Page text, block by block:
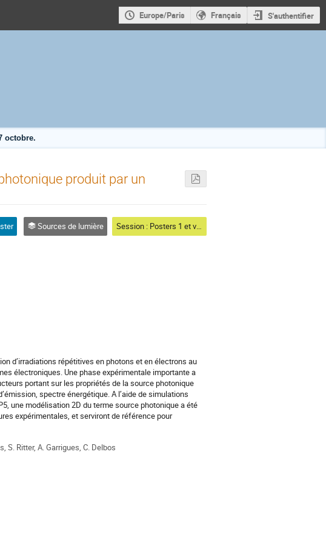
Europe/Paris Français S'authentifier
octobre.
produit par un
Sources de lumière Session : Posters 1 et vote bureau SFP
d’irradiations répétitives en photons et en électrons au
électroniques. Une phase expérimentale importante a
portant sur les propriétés de la source photonique
spectre énergétique. A l’aide de simulations
une modélisation 2D du terme source photonique a été
expérimentales, et serviront de référence pour
S. Ritter, A. Garrigues, C. Delbos